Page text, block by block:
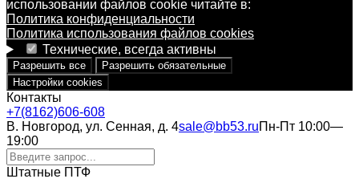
использовании файлов cookie читайте в:
Политика конфиденциальности
Политика использования файлов cookies
Технические, всегда активны
Разрешить все
Разрешить обязательные
Настройки cookies
Контакты
+7(8162)606-608
В. Новгород, ул. Сенная, д. 4sale@bb53.ruПн-Пт 10:00—
19:00
Штатные ПТФ